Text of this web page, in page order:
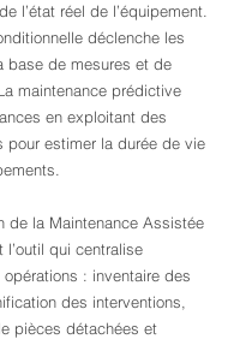
l’état réel de l’équipement.
déclenche les
base de mesures et de
maintenance prédictive
en exploitant des
pour estimer la durée de vie
de la Maintenance Assistée
l’outil qui centralise
opérations : inventaire des
des interventions,
pièces détachées et